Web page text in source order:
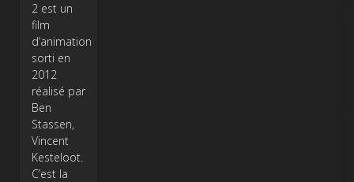
2 est un
film
d’animation
sorti en
2012
réalisé par
Ben
Stassen,
Vincent
Kesteloot.
C’est la